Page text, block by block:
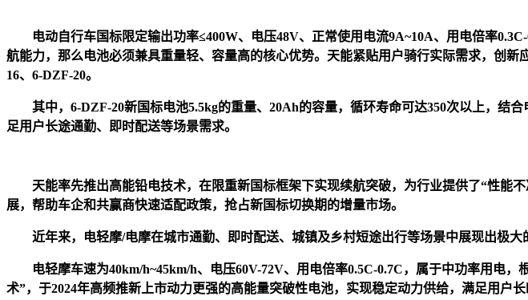
电动自行车国标限定输出功率≤400W、电压48V、正常使用电流9A~10A、用电倍率
航能力，那么电池必须兼具重量轻、容量高的核心优势。天能紧贴用户骑行实际需求，创
16、6-DZF-20。
其中，6-DZF-20新国标电池5.5kg的重量、20Ah的容量，循环寿命可达350次以上，结
足用户长途通勤、即时配送等场景需求。
天能率先推出高能铅电技术，在限重新国标框架下实现续航突破，为行业提供了“性能
展，帮助车企和共赢商快速适配政策，抢占新国标切换期的增量市场。
近年来，电轻摩/电摩在城市通勤、即时配送、城镇及乡村短途出行等场景中展现出极大
电轻摩车速为40km/h~45km/h、电压60V-72V、用电倍率0.5C-0.7C，属于中功率用电
术”，于2024年高频推新上市动力更强的高能量突破性电池，实现稳定动力供给，满足用户